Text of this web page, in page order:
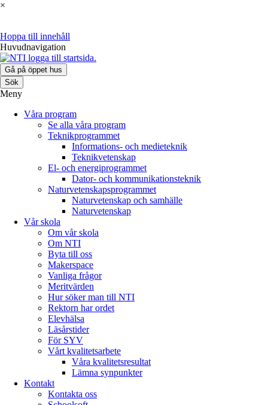
×
Hoppa till innehåll
Huvudnavigation
Gå på öppet hus
Sök
Meny
Våra program
Se alla våra program
Teknikprogrammet
Informations- och medieteknik
Teknikvetenskap
El- och energiprogrammet
Dator- och kommunikationsteknik
Naturvetenskapsprogrammet
Naturvetenskap och samhälle
Naturvetenskap
Vår skola
Om vår skola
Om NTI
Byta till oss
Makerspace
Vanliga frågor
Meritvärden
Hur söker man till NTI
Rektorn har ordet
Elevhälsa
Läsårstider
För SYV
Vårt kvalitetsarbete
Våra kvalitetsresultat
Lämna synpunkter
Kontakt
Kontakta oss